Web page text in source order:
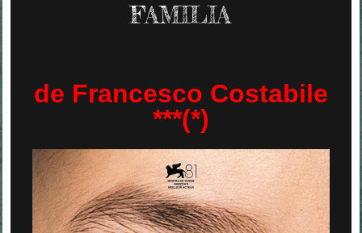
FAMILIA
de Francesco Costabile
***(*)